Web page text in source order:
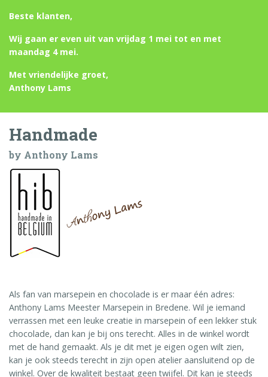
Beste klanten,
Wij gaan er even uit van vrijdag 1 mei tot en met
maandag 4 mei.
Met vriendelijke groet,
Anthony Lams
Handmade
by Anthony Lams
Als fan van marsepein en chocolade is er maar één adres:
Anthony Lams Meester Marsepein in Bredene. Wil je iemand
verrassen met een leuke creatie in marsepein of een lekker stuk
chocolade, dan kan je bij ons terecht. Alles in de winkel wordt
met de hand gemaakt. Als je dit met je eigen ogen wilt zien,
kan je ook steeds terecht in zijn open atelier aansluitend op de
winkel. Over de kwaliteit bestaat geen twijfel. Dit kan je steeds